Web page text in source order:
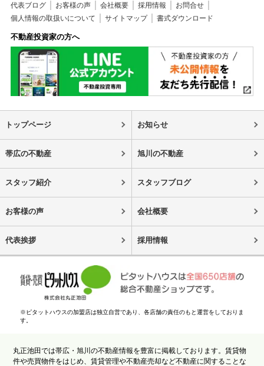
代表ブログ
お客様の声 会社概要 採用情報
お問合せ
個人情報の取扱いについて
サイトマップ 書式ダウンロード
不動産投資家の方へ
トップページ お知らせ
帯広の不動産 旭川の不動産
スタッフ紹介 スタッフブログ
お客様の声 会社概要
代表挨拶 採用情報
※ピタットハウスの加盟店は独立自営であり、各店舗の責任のもと運営をしておりま
す。
丸正池田では帯広・旭川の不動産情報を豊富に掲載しております。賃貸物
件や売買物件をはじめ、賃貸管理や不動産売却など不動産に関することな